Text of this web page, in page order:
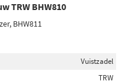
TRW BHW810
BHW811
Vuistzadel
TRW